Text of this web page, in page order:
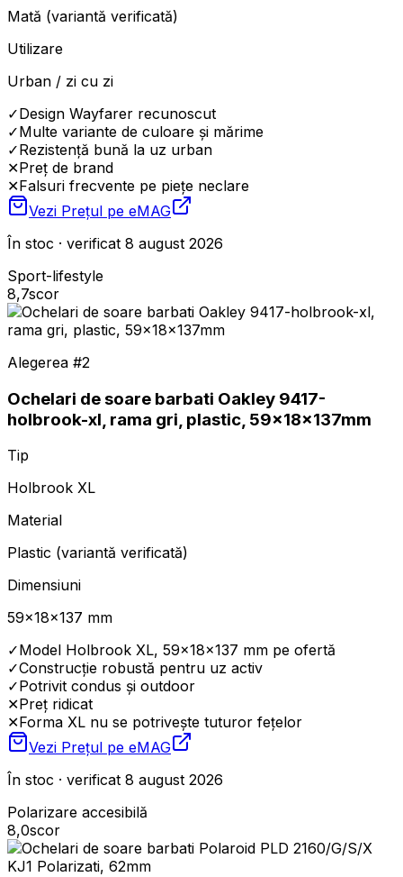
Mată (variantă verificată)
Utilizare
Urban / zi cu zi
✓Design Wayfarer recunoscut
✓Multe variante de culoare și mărime
✓Rezistență bună la uz urban
✕Preț de brand
✕Falsuri frecvente pe piețe neclare
Vezi Prețul pe eMAG
În stoc · verificat 8 august 2026
Sport-lifestyle
8,7scor
Alegerea #2
Ochelari de soare barbati Oakley 9417-
holbrook-xl, rama gri, plastic, 59x18x137mm
Tip
Holbrook XL
Material
Plastic (variantă verificată)
Dimensiuni
59×18×137 mm
✓Model Holbrook XL, 59×18×137 mm pe ofertă
✓Construcție robustă pentru uz activ
✓Potrivit condus și outdoor
✕Preț ridicat
✕Forma XL nu se potrivește tuturor fețelor
Vezi Prețul pe eMAG
În stoc · verificat 8 august 2026
Polarizare accesibilă
8,0scor